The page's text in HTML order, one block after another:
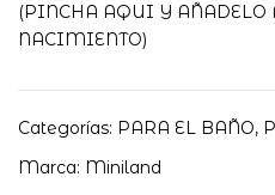
cantidad
(PINCHA AQUI Y AÑADELO
NACIMIENTO)
Categorías: PARA EL BAÑO,
Marca: Miniland